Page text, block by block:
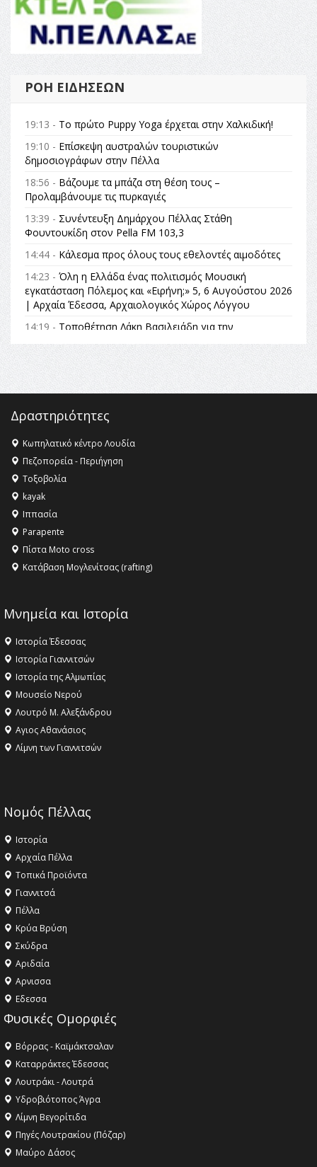
ΡΟΉ ΕΙΔΉΣΕΩΝ
19:13 - Το πρώτο Puppy Yoga έρχεται στην Χαλκιδική!
19:10 - Επίσκεψη αυστραλών τουριστικών
δημοσιογράφων στην Πέλλα
18:56 - Βάζουμε τα μπάζα στη θέση τους –
Προλαμβάνουμε τις πυρκαγιές
13:39 - Συνέντευξη Δημάρχου Πέλλας Στάθη
Φουντουκίδη στον Pella FM 103,3
14:44 - Κάλεσμα προς όλους τους εθελοντές αιμοδότες
14:23 - Όλη η Ελλάδα ένας πολιτισμός Μουσική
εγκατάσταση Πόλεμος και «Ειρήνη;» 5, 6 Αυγούστου 2026
| Αρχαία Έδεσσα, Αρχαιολογικός Χώρος Λόγγου
14:19 - Τοποθέτηση Λάκη Βασιλειάδη για την
θεσμικές διαδικασίες υπάρχει μόνο η ευθύνη απέναντι
στις επόμενες γενιές»
16:35 -Το πρόγραμμα του ΠΑΟΚ στον δεύτερο γύρο του
16:27 - Όλυμπος: Εντάχθηκε στον Κατάλογο Παγκόσμιας
Κληρονομιάς της UNESCO – Ομόφωνη η απόφαση Ο
Όλυμπος αναγνωρίστηκε ως φυσικό και πολιτιστικό
αγαθό εξέχουσας οικουμενικής αξίας για την
ανθρωπότητα
16:18 -
ΣΤΗΝ ΕΔΕΣΣΑ
Δραστηριότητες
Κωπηλατικό κέντρο Λουδία
Πεζοπορεία - Περιήγηση
Τοξοβολία
kayak
Ιππασία
Parapente
Πίστα Moto cross
Κατάβαση Μογλενίτσας (rafting)
Μνημεία και Ιστορία
Ιστορία Έδεσσας
Ιστορία Γιαννιτσών
Ιστορία της Αλμωπίας
Μουσείο Νερού
Λουτρό Μ. Αλεξάνδρου
Αγιος Αθανάσιος
Λίμνη των Γιαννιτσών
Νομός Πέλλας
Ιστορία
Αρχαία Πέλλα
Τοπικά Προϊόντα
Γιαννιτσά
Πέλλα
Κρύα Βρύση
Σκύδρα
Αριδαία
Aρνισσα
Eδεσσα
Φυσικές Ομορφιές
Βόρρας - Καϊμάκτσαλαν
Καταρράκτες Έδεσσας
Λουτράκι - Λουτρά
Υδροβιότοπος Άγρα
Λίμνη Βεγορίτιδα
Πηγές Λουτρακίου (Πόζαρ)
Μαύρο Δάσος